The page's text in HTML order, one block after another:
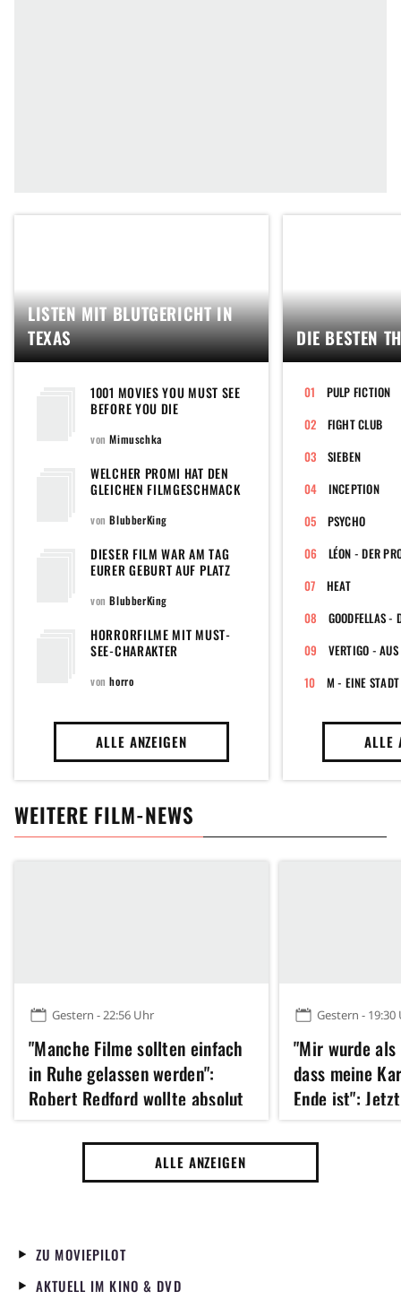
LISTEN MIT BLUTGERICHT IN
TEXAS
1001 MOVIES YOU MUST SEE
BEFORE YOU DIE
vonMimuschka
WELCHER PROMI HAT DEN
GLEICHEN FILMGESCHMACK
vonBlubberKing
DIESER FILM WAR AM TAG
EURER GEBURT AUF PLATZ
vonBlubberKing
HORRORFILME MIT MUST-
SEE-CHARAKTER
vonhorro
ALLE ANZEIGEN
DIE BESTEN
PULP FICTION
FIGHT CLUB
SIEBEN
INCEPTION
PSYCHO
LÉON - DER
HEAT
VERTIGO -
M - EINE
ALLE
WEITERE FILM-NEWS
Gestern - 22:56 Uhr
"Manche Filme sollten einfach
in Ruhe gelassen werden":
Robert Redford wollte absolut
kein Remake dieses Klassikers
der 70er Jahre
Gestern - 19:30
"Mir wurde
dass meine
Ende ist":
Hathaway 43
Jahres gedreht
ALLE ANZEIGEN
ZU MOVIEPILOT
AKTUELL IM KINO & DVD